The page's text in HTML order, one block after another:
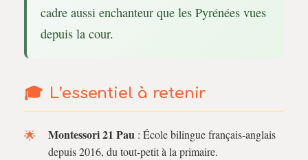
cadre aussi enchanteur que les Pyrénées vues
depuis la cour.
L’essentiel à retenir
Montessori 21 Pau : École bilingue français-anglais
depuis 2016, du tout-petit à la primaire.